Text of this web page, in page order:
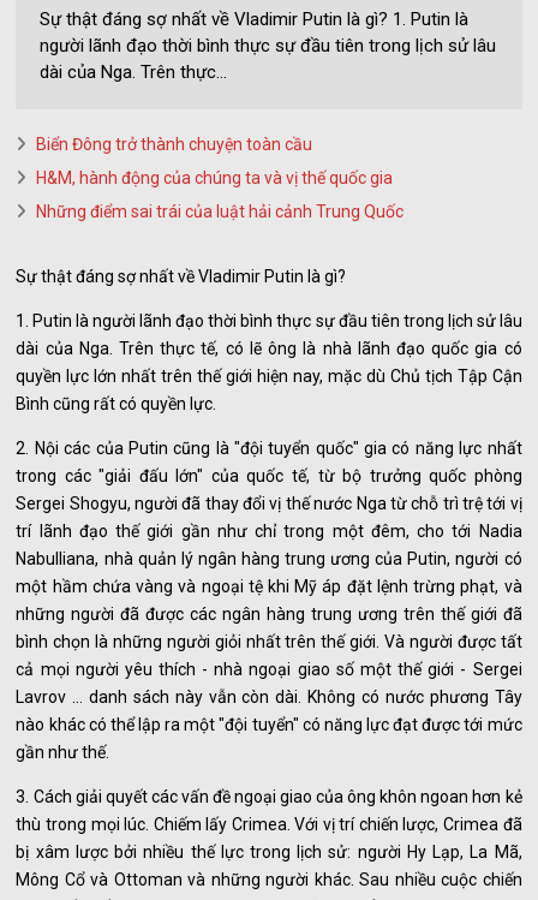
Sự thật đáng sợ nhất về Vladimir Putin là gì? 1. Putin là
người lãnh đạo thời bình thực sự đầu tiên trong lịch sử lâu
dài của Nga. Trên thực...
Biển Đông trở thành chuyện toàn cầu
H&M, hành động của chúng ta và vị thế quốc gia
Những điểm sai trái của luật hải cảnh Trung Quốc
Sự thật đáng sợ nhất về Vladimir Putin là gì?
1. Putin là người lãnh đạo thời bình thực sự đầu tiên trong lịch sử lâu
dài của Nga. Trên thực tế, có lẽ ông là nhà lãnh đạo quốc gia có
quyền lực lớn nhất trên thế giới hiện nay, mặc dù Chủ tịch Tập Cận
Bình cũng rất có quyền lực.
2. Nội các của Putin cũng là "đội tuyển quốc" gia có năng lực nhất
trong các "giải đấu lớn" của quốc tế, từ bộ trưởng quốc phòng
Sergei Shogyu, người đã thay đổi vị thế nước Nga từ chỗ trì trệ tới vị
trí lãnh đạo thế giới gần như chỉ trong một đêm, cho tới Nadia
Nabulliana, nhà quản lý ngân hàng trung ương của Putin, người có
một hầm chứa vàng và ngoại tệ khi Mỹ áp đặt lệnh trừng phạt, và
những người đã được các ngân hàng trung ương trên thế giới đã
bình chọn là những người giỏi nhất trên thế giới. Và người được tất
cả mọi người yêu thích - nhà ngoại giao số một thế giới - Sergei
Lavrov ... danh sách này vẫn còn dài. Không có nước phương Tây
nào khác có thể lập ra một "đội tuyển" có năng lực đạt được tới mức
gần như thế.
3. Cách giải quyết các vấn đề ngoại giao của ông khôn ngoan hơn kẻ
thù trong mọi lúc. Chiếm lấy Crimea. Với vị trí chiến lược, Crimea đã
bị xâm lược bởi nhiều thế lực trong lịch sử: người Hy Lạp, La Mã,
Mông Cổ và Ottoman và những người khác. Sau nhiều cuộc chiến